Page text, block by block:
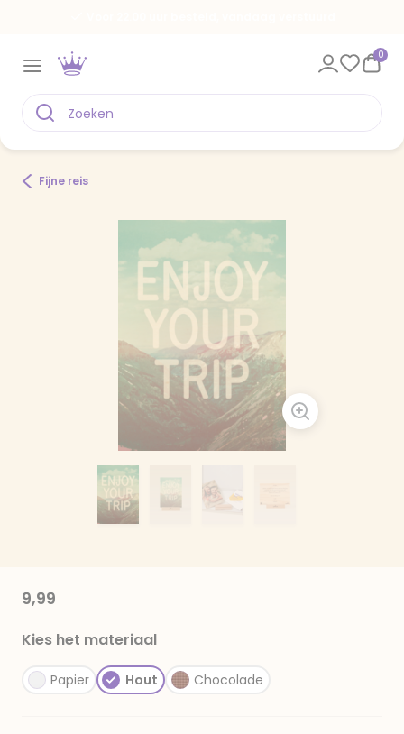
0
Fijne reis
9,99
Kies het materiaal
Papier Hout Chocolade